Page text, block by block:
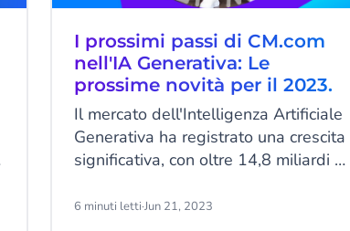
I prossimi passi di CM.com
nell'IA Generativa: Le
prossime novità per il 2023.
Il mercato dell'Intelligenza Artificiale
Generativa ha registrato una crescita
significativa, con oltre 14,8 miliardi di
nelle startup che sviluppano i propri
6 minuti letti·Jun 21, 2023